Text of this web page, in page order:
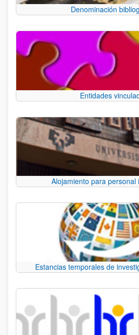
Denominación
Entidades
Alojamiento para personal
Estancias temporales de